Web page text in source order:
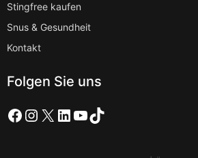
Stingfree kaufen
Snus & Gesundheit
Kontakt
Folgen Sie uns
Facebook
Instagram
X LinkedIn
YouTube
TikTok